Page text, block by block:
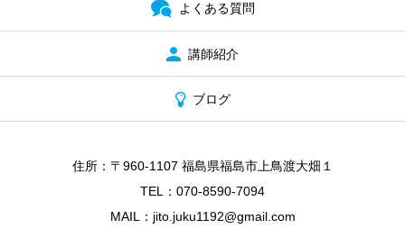
よくある質問
講師紹介
ブログ
住所：〒960-1107 福島県福島市上鳥渡大畑１
TEL：070-8590-7094
MAIL：jito.juku1192@gmail.com